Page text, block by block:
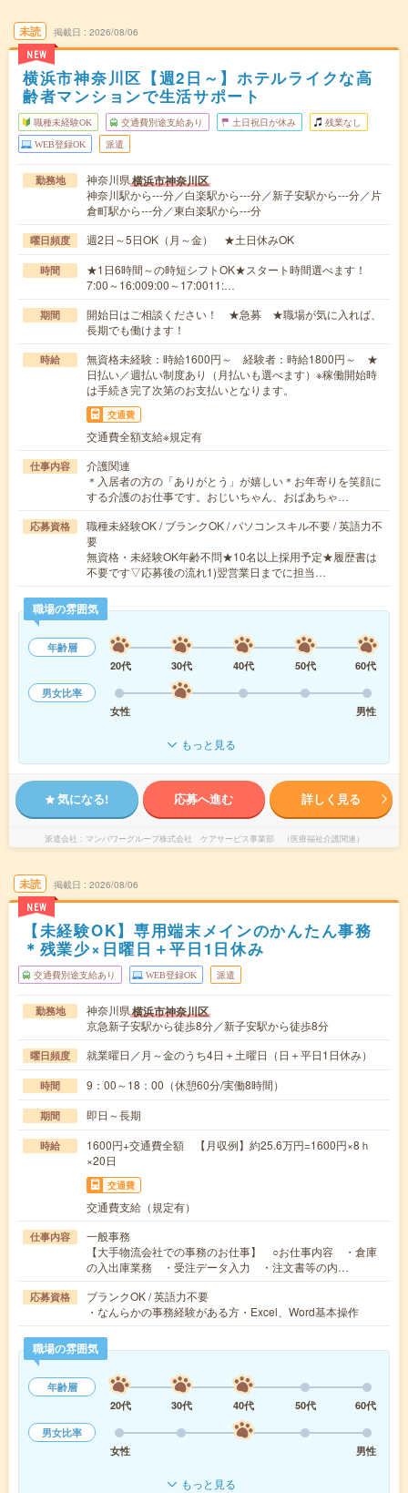
未読
NEW
掲載日 2026/08/06
横浜市神奈川区【週2日～】ホテルライクな高
齢者マンションで生活サポート
職種未経験OK 交通費別途支給あり 土日祝日が休み 残業なし
WEB登録OK 派遣
勤務地 神奈川県横浜市神奈川区
神奈川駅から---分／白楽駅から---分／新子安駅から---分／片
倉町駅から---分／東白楽駅から---分
曜日頻度 週2日～5日OK（月～金） ★土日休みOK
時間
★1日6時間～の時短シフトOK★スタート時間選べます！
7:00～16:009:00～17:0011:…
期間
開始日はご相談ください！ ★急募 ★職場が気に入れば、
長期でも働けます！
時給
無資格未経験：時給1600円～ 経験者：時給1800円～ ★
日払い／週払い制度あり（月払いも選べます）※稼働開始時
は手続き完了次第のお支払いとなります。
交通費
交通費全額支給※規定有
仕事内容
介護関連
＊入居者の方の「ありがとう」が嬉しい＊お年寄りを笑顔に
する介護のお仕事です。おじいちゃん、おばあちゃ…
応募資格
職種未経験OK / ブランクOK / パソコンスキル不要 / 英語力不
要
無資格・未経験OK年齢不問★10名以上採用予定★履歴書は
不要です▽応募後の流れ1)翌営業日までに担当…
職場の雰囲気
年齢層
20代
30代 40代 50代
60代
男女比率
女性
男性
もっと見る
気になる! 応募へ進む 詳しく見る
派遣会社 マンパワーグループ株式会社 ケアサービス事業部 （医療福祉介護関連）
未読
NEW
掲載日 2026/08/06
【未経験OK】専用端末メインのかんたん事務
＊残業少×日曜日＋平日1日休み
交通費別途支給あり WEB登録OK 派遣
勤務地 神奈川県横浜市神奈川区
京急新子安駅から徒歩8分／新子安駅から徒歩8分
曜日頻度 就業曜日／月～金のうち4日＋土曜日（日＋平日1日休み）
時間 9：00～18：00（休憩60分/実働8時間）
期間 即日～長期
時給
1600円+交通費全額 【月収例】約25.6万円=1600円×8ｈ
×20日
交通費
交通費支給（規定有）
仕事内容
一般事務
【大手物流会社での事務のお仕事】 ○お仕事内容 ・倉庫
の入出庫業務 ・受注データ入力 ・注文書等の内…
応募資格
ブランクOK / 英語力不要
・なんらかの事務経験がある方・Excel、Word基本操作
職場の雰囲気
年齢層
20代
30代 40代 50代
60代
男女比率
女性
男性
もっと見る